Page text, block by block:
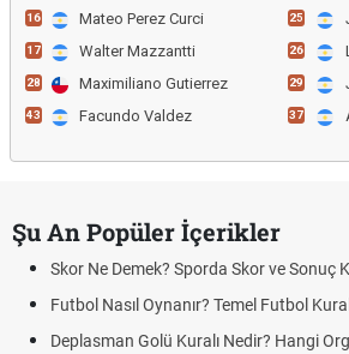
16 Mateo Perez Curci
17 Walter Mazzantti
28 Maximiliano Gutierrez
43 Facundo Valdez
25
26
29
37
Şu An Popüler İçerikler
Skor Ne Demek? Sporda Skor ve Sonuç
Futbol Nasıl Oynanır? Temel Futbol
Deplasman Golü Kuralı Nedir? Hangi